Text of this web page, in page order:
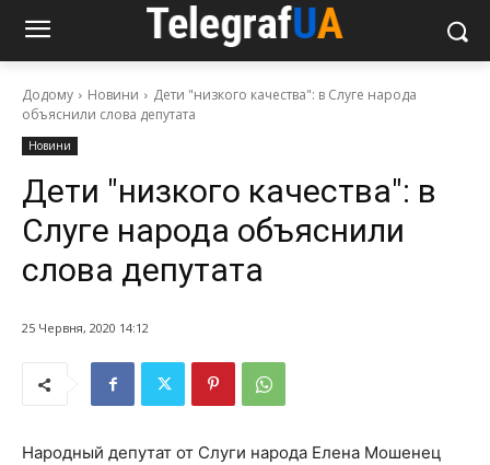
Додому Новини
Дети "низкого качества": в Слуге народа
объяснили слова депутата
Новини
Дети "низкого качества": в
Слуге народа объяснили
слова депутата
25 Червня, 2020 14:12
Народный депутат от Слуги народа Елена Мошенец